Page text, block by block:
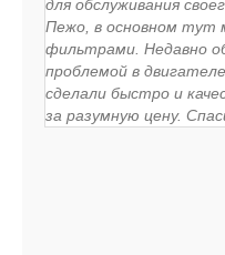
для обслуживания
Пежо, в основном тут
фильтрами. Недавно
проблемой в
сделали быстро и
за разумную цену.